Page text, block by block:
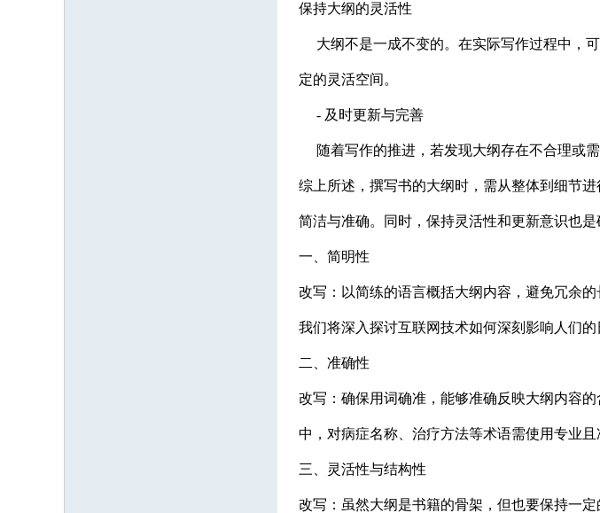
保持大纲的灵活性
大纲不是一成不变的。在实际写作过程中，
定的灵活空间。
- 及时更新与完善
随着写作的推进，若发现大纲存在不合理或需
综上所述，撰写书的大纲时，需从整体到细节
简洁与准确。同时，保持灵活性和更新意识也
一、简明性
改写：以简练的语言概括大纲内容，避免冗余
我们将深入探讨互联网技术如何深刻影响人们
二、准确性
改写：确保用词确准，能够准确反映大纲内容
中，对病症名称、治疗方法等术语需使用专业且
三、灵活性与结构性
改写：虽然大纲是书籍的骨架，但也要保持一